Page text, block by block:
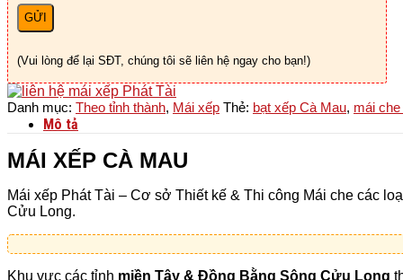
(Vui lòng để lại SĐT, chúng tôi sẽ liên hệ ngay cho bạn!)
Danh mục: Theo tỉnh thành, Mái xếp Thẻ: bạt xếp Cà Mau, mái
Mô tả
MÁI XẾP CÀ MAU
Mái xếp Phát Tài – Cơ sở Thiết kế & Thi công Mái che các
Cửu Long.
Khu vực các tỉnh miền Tây & Đồng Bằng Sông Cửu Long